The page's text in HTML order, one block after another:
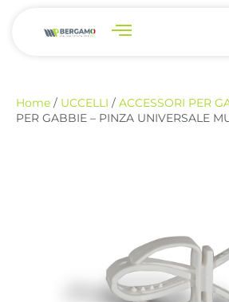
Home / UCCELLI / ACCESSORI PER
PER GABBIE – PINZA UNIVERSALE